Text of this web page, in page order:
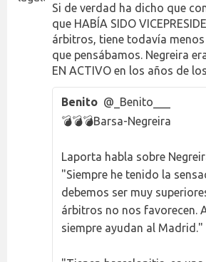
Si de verdad ha dicho que
que HABÍA SIDO
árbitros, tiene todavía
que pensábamos. Negreira
EN ACTIVO en los años de
Benito @_Benito___
💣💣💣Barsa-Negreira
Laporta habla sobre
"Siempre he tenido la
debemos ser muy
árbitros no nos favorecen.
siempre ayudan al Madrid."